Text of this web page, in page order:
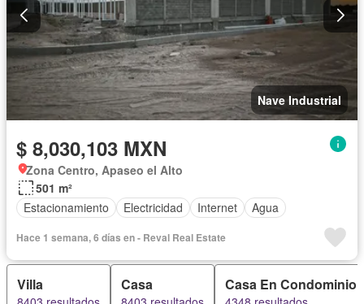
Nave Industrial
$ 8,030,103 MXN
Zona Centro, Apaseo el Alto
501 m²
Estacionamiento
Electricidad Internet Agua
Hace 1 semana, 6 días en - Reval Real Estate
Villa Casa Casa En Condominio